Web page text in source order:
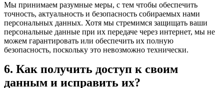
Мы принимаем разумные меры, с тем чтобы обеспечить
точность, актуальность и безопасность собираемых нами
персональных данных. Хотя мы стремимся защищать ваши
персональные данные при их передаче через интернет, мы не
можем гарантировать или обеспечить их полную
безопасность, поскольку это невозможно технически.
6. Как получить доступ к своим
данным и исправить их?